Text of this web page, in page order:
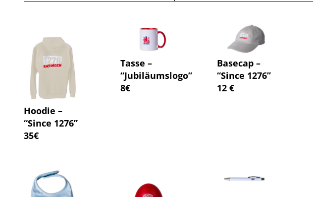
Hoodie –
“Since 1276”
35€
Tasse –
“Jubiläumslogo”
8€
Basecap –
“Since 1276”
12 €